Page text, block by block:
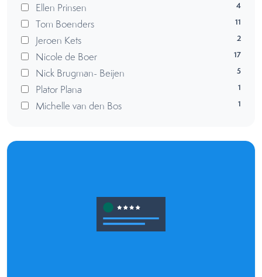
Ellen Prinsen 4
Tom Boenders 11
Jeroen Kets 2
Nicole de Boer 17
Nick Brugman- Beijen 5
Plator Plana 1
Michelle van den Bos 1